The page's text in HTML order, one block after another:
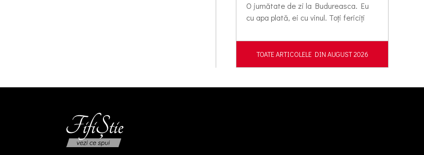
O jumătate de zi la Budureasca. Eu
cu apa plată, ei cu vinul. Toți fericiți
TOATE ARTICOLELE DIN AUGUST 2026